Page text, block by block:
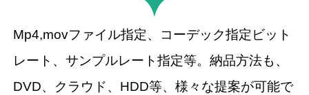
Mp4,movファイル指定、コーデック指定ビット
レート、サンプルレート指定等。納品方法も、
DVD、クラウド、HDD等、様々な提案が可能で